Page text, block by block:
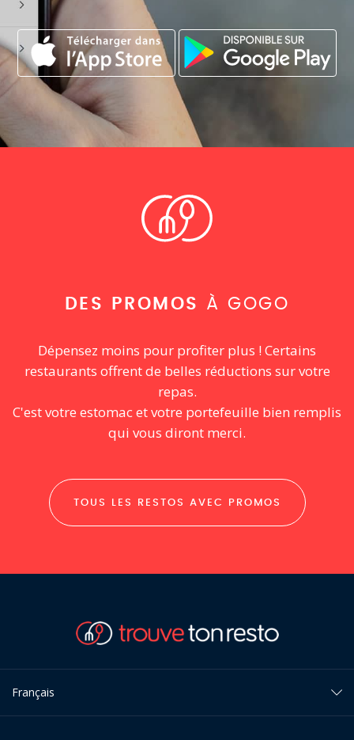
DES PROMOS À GOGO
Dépensez moins pour profiter plus ! Certains
restaurants offrent de belles réductions sur votre
repas.
C'est votre estomac et votre portefeuille bien remplis
qui vous diront merci.
TOUS LES RESTOS AVEC PROMOS
Français